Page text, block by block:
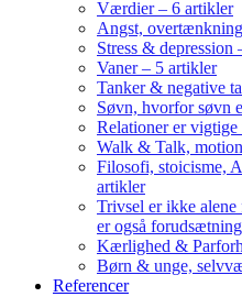
Værdier – 6 artikler
Angst,
Stress & depression
Vaner – 5 artikler
Tanker & negative
Søvn, hvorfor søvn
Relationer er
Walk & Talk,
Filosofi, stoicisme,
artikler
Trivsel er ikke
er også
Kærlighed &
Børn & unge,
Referencer